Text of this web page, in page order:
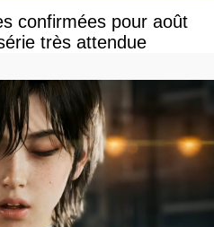
confirmées pour août
très attendue